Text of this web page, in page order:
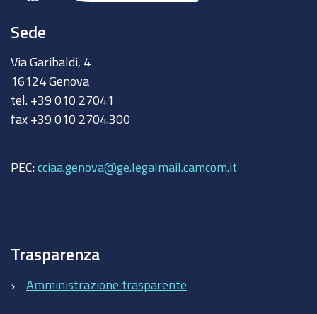
Sede
Via Garibaldi, 4
16124 Genova
tel. +39 010 27041
fax +39 010 2704.300
PEC: cciaa.genova@ge.legalmail.camcom.it
Trasparenza
Amministrazione trasparente